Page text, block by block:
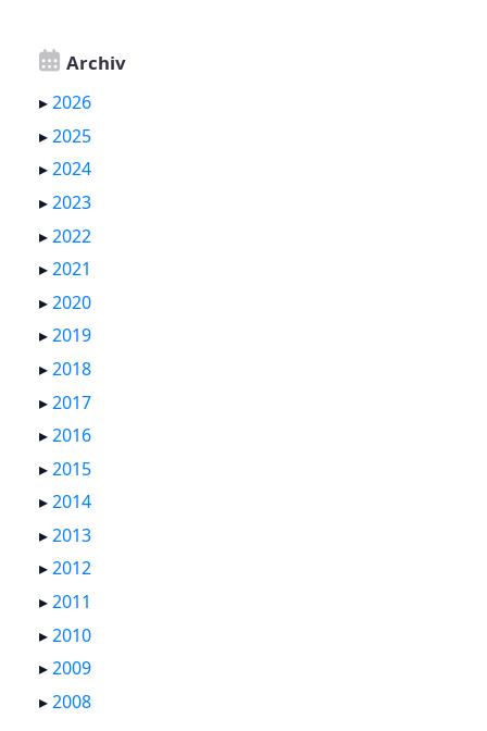
Archiv
▸2026
▸2025
▸2024
▸2023
▸2022
▸2021
▸2020
▸2019
▸2018
▸2017
▸2016
▸2015
▸2014
▸2013
▸2012
▸2011
▸2010
▸2009
▸2008